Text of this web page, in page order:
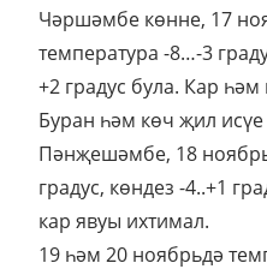
Чәршәмбе көнне, 17
температура -8…-3
+2 градус була. Кар
Буран һәм көч җил
Пәнҗешәмбе, 18
градус, көндез -4..+1
кар явуы ихтимал.
19 һәм 20 ноябрьдә